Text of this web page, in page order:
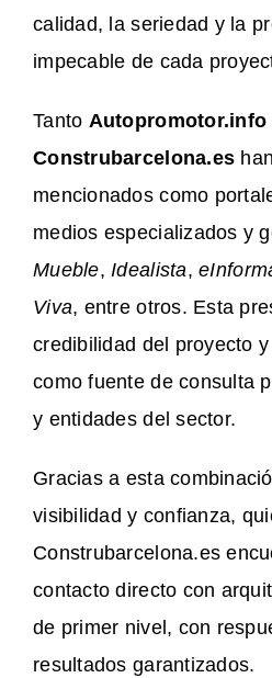
calidad, la seriedad y la
impecable de cada
Tanto Autopromotor.info
Construbarcelona.es
mencionados como
medios especializados y
Mueble,Idealista,
Viva, entre otros. Esta
credibilidad del proyecto
como fuente de consulta
y entidades del sector.
Gracias a esta
visibilidad y confianza,
Construbarcelona.es
contacto directo con
de primer nivel, con
resultados garantizados.